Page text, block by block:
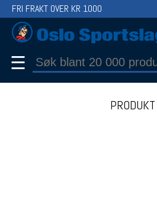
FRI FRAKT OVER KR 1000
☰
PRODUKT